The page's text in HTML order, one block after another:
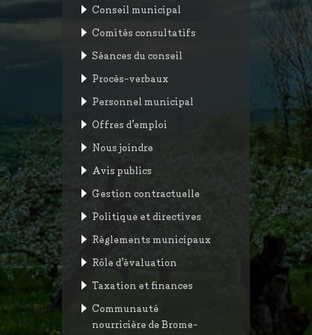
Conseil municipal
Comités consultatifs
Séances du conseil
Procès-verbaux
Personnel municipal
Offres d’emploi
Nous joindre
Avis publics
Gestion contractuelle
Politique et directives
Règlements municipaux
Rôle d’évaluation
Taxation et finances
Communauté
nourricière de Brome-